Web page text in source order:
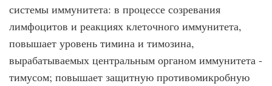
системы иммунитета: в процессе созревания
лимфоцитов и реакциях клеточного иммунитета,
повышает уровень тимина и тимозина,
вырабатываемых центральным органом иммунитета -
тимусом; повышает защитную противомикробную